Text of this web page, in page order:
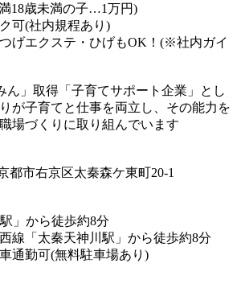
18歳未満の子…1万円)
可(社内規程あり)
げエクステ・ひげもOK！(※社内ガイ
ん」取得「子育てサポート企業」とし
が子育てと仕事を両立し、その能力を
場づくりに取り組んでいます
都市右京区太秦森ケ東町20-1
」から徒歩約8分
線「太秦天神川駅」から徒歩約8分
通勤可(無料駐車場あり)